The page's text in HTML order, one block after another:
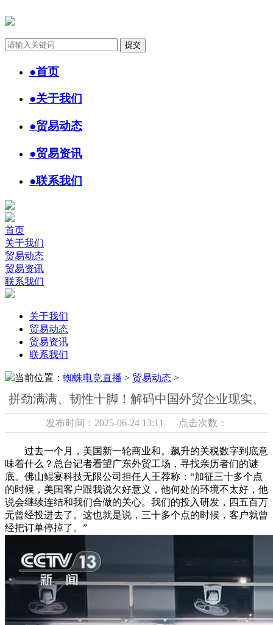
●首页
●关于我们
●贸易动态
●贸易资讯
●联系我们
首页
关于我们
贸易动态
贸易资讯
联系我们
关于我们
贸易动态
贸易资讯
联系我们
当前位置： 蜘蛛电竞直播 > 贸易动态 >
拼劲满满、韧性十脚！解码中国外贸企业现实、
发布时间：2025-06-24 13:11 点击次数：
过去一个月，美国新一轮商业和。飙升的关税数字到底意
味着什么？总台记者看望广东外贸工场，寻找亲历者们的谜
底。佛山鲲宴科技无限公司担任人王荐称：“加征三十多个点
的时候，美国客户跟我说欠好意义，他何处的环境不太好，他
说会继续连结和我们合做的关心。我们的投入研发，四五百万
元曾经投进去了。这也就是说，三十多个点的时候，客户就曾
经把订单停掉了。”